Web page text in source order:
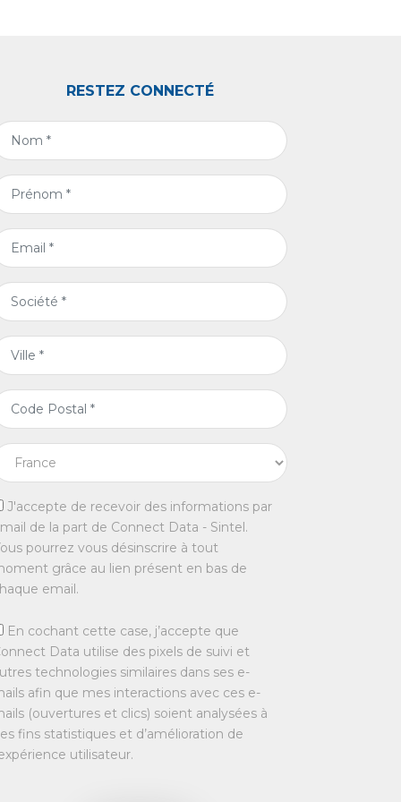
RESTEZ CONNECTÉ
J'accepte de recevoir des informations par
de la part de Connect Data - Sintel.
pourrez vous désinscrire à tout
grâce au lien présent en bas de
email.
En cochant cette case, j’accepte que
Data utilise des pixels de suivi et
technologies similaires dans ses e-
afin que mes interactions avec ces e-
(ouvertures et clics) soient analysées à
fins statistiques et d’amélioration de
utilisateur.